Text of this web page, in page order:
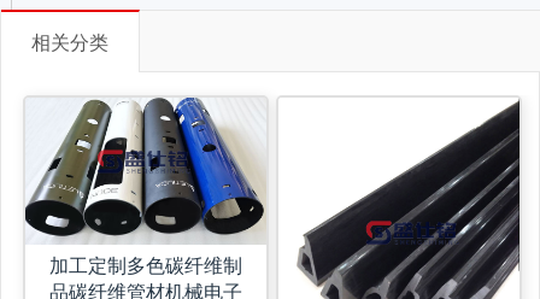
相关分类
加工定制多色碳纤维制
品碳纤维管材机械电子